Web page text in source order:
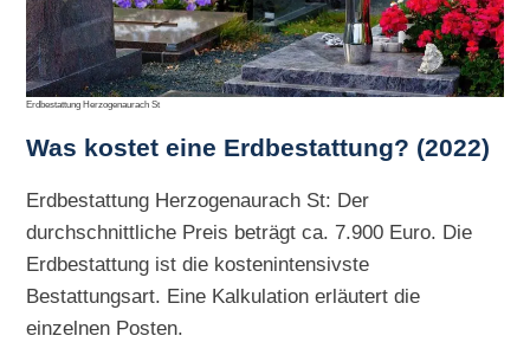
Erdbestattung Herzogenaurach St
Was kostet eine Erdbestattung? (2022)
Erdbestattung Herzogenaurach St: Der
durchschnittliche Preis beträgt ca. 7.900 Euro. Die
Erdbestattung ist die kostenintensivste
Bestattungsart. Eine Kalkulation erläutert die
einzelnen Posten.